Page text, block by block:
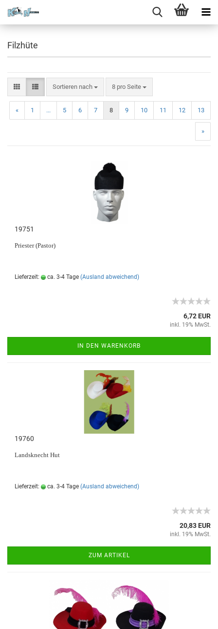
Filzhüte
Sortieren nach 8 pro Seite
« 1 ... 5 6 7 8 9 10 11 12 13
»
19751
Priester (Pastor)
Lieferzeit: ca. 3-4 Tage (Ausland abweichend)
6,72 EUR
inkl. 19% MwSt.
IN DEN WARENKORB
19760
Landsknecht Hut
Lieferzeit: ca. 3-4 Tage (Ausland abweichend)
20,83 EUR
inkl. 19% MwSt.
ZUM ARTIKEL